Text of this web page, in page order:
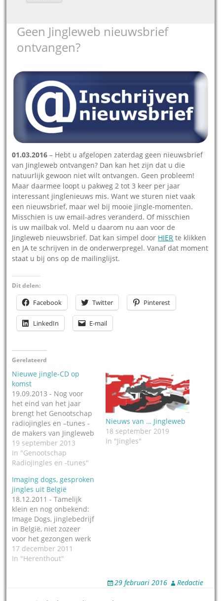
Geen Jingleweb nieuwsbrief
ontvangen?
01.03.2016 – Hebt u afgelopen zaterdag geen nieuwsbrief
van Jingleweb ontvangen? Dan kan het zijn dat u die
natuurlijk gewoon niet wilt ontvangen. Geen probleem!
Maar daarmee loopt u pakweg 2 tot 3 keer per jaar
interessant jinglenieuws mis. Want we sturen niet vaak
een nieuwsbrief, maar wel bij mooie jingle-momenten.
Misschien is uw email-adres veranderd. Of misschien
is uw mailbak vol. Meld u daarom nu aan voor de
Jingleweb nieuwsbrief. Dat kan simpel door HIER te klikken
en JA te schrijven in de onderwerpregel. Vanaf dat moment
staat u bij ons op de mailinglijst.
Dit delen:
Facebook Twitter Pinterest
LinkedIn E-mail
Gerelateerd
Nieuwe jingle-CD op
komst
19.09.2013 - Nog voor
het eind van het jaar
brengt het Genootschap
radiojingles en –tunes -
de makers van Jingleweb
- zijn nieuwste jingle-CD
uit. En je gaat er van
smullen! Het wordt een
beroemdste radiotunes
en radiojingles, destijds
gehaald van allerlei
library-platen. We
kunnen nog…
19 september 2013
In "Genootschap
Radiojingles en -tunes"
Nieuws van … Jingleweb
18 september 2019
In "Jingles"
Imaging dogs, gesproken
jingles uit België
18.12.2011 - Tamelijk
klein en nog onbekend:
Image Dogs, jinglebedrijf
in België, niet zozeer
voor het gezongen werk
maar meer van
degesproken jingles, in
17 december 2011
In "Herenthout"
29 februari 2016 Redactie